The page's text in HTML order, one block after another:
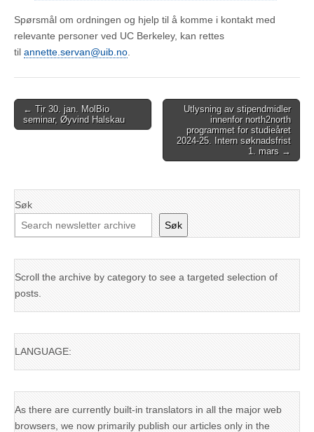
Spørsmål om ordningen og hjelp til å komme i kontakt med
relevante personer ved UC Berkeley, kan rettes
til annette.servan@uib.no
Post
navigation
← Tir 30. jan. MolBio
seminar, Øyvind Halskau
Utlysning av stipendmidler
innenfor north2north
programmet for studieåret
2024-25. Intern søknadsfrist
1. mars →
Søk
Søk
Scroll the archive by category to see a targeted selection of
posts.
LANGUAGE:
As there are currently built-in translators in all the major web
browsers, we now primarily publish our articles only in the